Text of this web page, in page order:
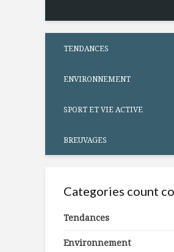
TENDANCES
ENVIRONNEMENT
SPORT ET VIE ACTIVE
BREUVAGES
Categories count
Tendances
Environnement